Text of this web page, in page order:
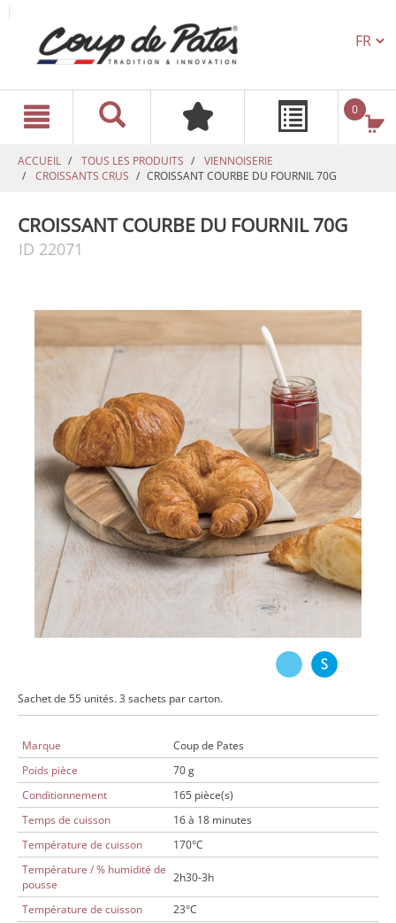
0
ACCUEIL TOUS LES PRODUITS
VIENNOISERIE
CROISSANTS CRUS
CROISSANT COURBE DU FOURNIL 70G
CROISSANT COURBE DU FOURNIL 70G
ID 22071
Sachet de 55 unités. 3 sachets par carton.
Marque
Coup de Pates
Poids pièce
70 g
Conditionnement
165 pièce(s)
Temps de cuisson
16 à 18 minutes
Température de cuisson
170°C
Température / % humidité de
pousse
2h30-3h
Température de cuisson 23°C